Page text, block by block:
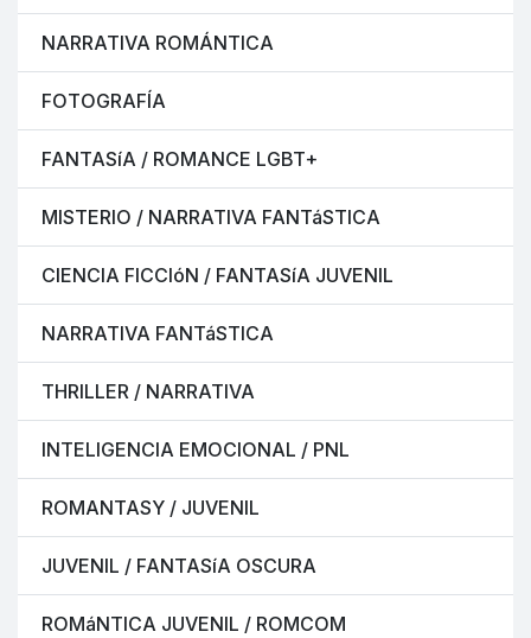
NARRATIVA ROMÁNTICA
FOTOGRAFÍA
FANTASíA / ROMANCE LGBT+
MISTERIO / NARRATIVA FANTáSTICA
CIENCIA FICCIóN / FANTASíA JUVENIL
NARRATIVA FANTáSTICA
THRILLER / NARRATIVA
INTELIGENCIA EMOCIONAL / PNL
ROMANTASY / JUVENIL
JUVENIL / FANTASíA OSCURA
ROMáNTICA JUVENIL / ROMCOM